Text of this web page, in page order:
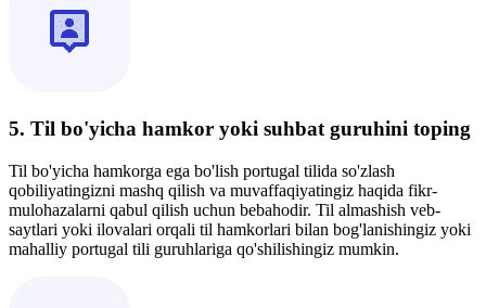
5. Til bo'yicha hamkor yoki suhbat guruhini toping
Til bo'yicha hamkorga ega bo'lish portugal tilida so'zlash
qobiliyatingizni mashq qilish va muvaffaqiyatingiz haqida fikr-
mulohazalarni qabul qilish uchun bebahodir. Til almashish veb-
saytlari yoki ilovalari orqali til hamkorlari bilan bog'lanishingiz yoki
mahalliy portugal tili guruhlariga qo'shilishingiz mumkin.